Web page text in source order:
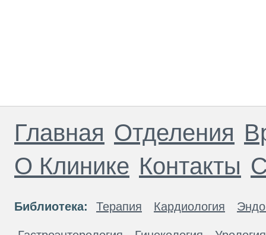
Главная Отделения
О Клинике Контакты
Библиотека: Терапия Кардиология